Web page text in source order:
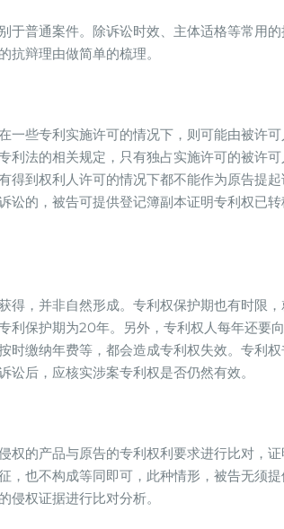
于普通案件。除诉讼时效、主体适格等常用的
辩理由做简单的梳理。
一些专利实施许可的情况下，则可能由被许可
利法的相关规定，只有独占实施许可的被许可
到权利人许可的情况下都不能作为原告提起
讼的，被告可提供登记簿副本证明专利权已
得，并非自然形成。专利权保护期也有时限，
利保护期为20年。另外，专利权人每年还要
缴纳年费等，都会造成专利权失效。专利权
后，应核实涉案专利权是否仍然有效。
权的产品与原告的专利权利要求进行比对，
，也不构成等同即可，此种情形，被告无须提
权证据进行比对分析。